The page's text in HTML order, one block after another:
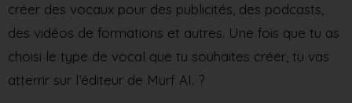
créer des vocaux pour des publicités, des podcasts,
des vidéos de formations et autres. Une fois que tu as
choisi le type de vocal que tu souhaites créer, tu vas
atterrir sur l’éditeur de Murf AI. ?